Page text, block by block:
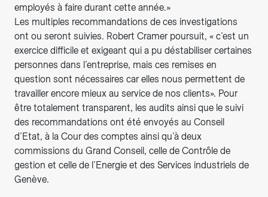
employés à faire durant cette année.»
Les multiples recommandations de ces investigations
ont ou seront suivies. Robert Cramer poursuit, « c’est un
exercice difficile et exigeant qui a pu déstabiliser certaines
personnes dans l’entreprise, mais ces remises en
question sont nécessaires car elles nous permettent de
travailler encore mieux au service de nos clients». Pour
être totalement transparent, les audits ainsi que le suivi
des recommandations ont été envoyés au Conseil
d’Etat, à la Cour des comptes ainsi qu’à deux
commissions du Grand Conseil, celle de Contrôle de
gestion et celle de l’Energie et des Services industriels de
Genève.